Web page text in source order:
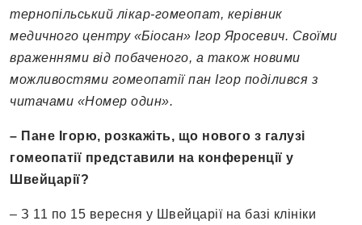
тернопільський лікар-гомеопат, керівник
медичного центру «Біосан» Ігор Яросевич. Своїми
враженнями від побаченого, а також новими
можливостями гомеопатії пан Ігор поділився з
читачами «Номер один».
– Пане Ігорю, розкажіть, що нового з галузі
гомеопатії представили на конференції у
Швейцарії?
– З 11 по 15 вересня у Швейцарії на базі клініки